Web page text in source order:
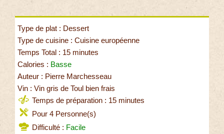
Type de plat : Dessert
Type de cuisine : Cuisine européenne
Temps Total : 15 minutes
Calories : Basse
Auteur : Pierre Marchesseau
Vin : Vin gris de Toul bien frais
Temps de préparation : 15 minutes
Pour 4 Personne(s)
Difficulté : Facile